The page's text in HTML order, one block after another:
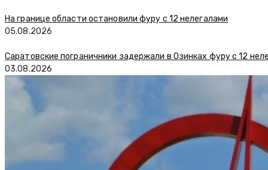
На границе области остановили фуру с 12 нелегалами
05.08.2026
Саратовские пограничники задержали в Озинках фуру с 12
03.08.2026